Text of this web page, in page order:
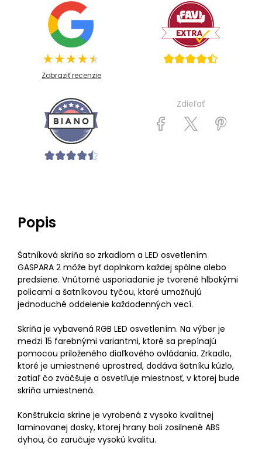
Zobraziť recenzie
Zdieľať
Popis
Šatníková skriňa so zrkadlom a LED osvetlením
GASPARA 2 môže byť doplnkom každej spálne alebo
predsiene. Vnútorné usporiadanie je tvorené hlbokými
policami a šatníkovou tyčou, ktoré umožňujú
jednoduché oddelenie každodenných vecí.
Skriňa je vybavená RGB LED osvetlením. Na výber je
medzi 15 farebnými variantmi, ktoré sa prepínajú
pomocou priloženého diaľkového ovládania. Zrkadlo,
ktoré je umiestnené uprostred, dodáva šatníku kúzlo,
zatiaľ čo zväčšuje a osvetľuje miestnosť, v ktorej bude
skriňa umiestnená.
Konštrukcia skrine je vyrobená z vysoko kvalitnej
laminovanej dosky, ktorej hrany boli zosilnené ABS
dyhou, čo zaručuje vysokú kvalitu.